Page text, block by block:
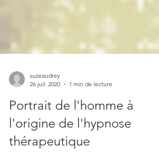
26 juil. 2020
1 min de lecture
Portrait de l'homme à